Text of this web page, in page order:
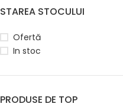
STAREA STOCULUI
Ofertă
In stoc
PRODUSE DE TOP